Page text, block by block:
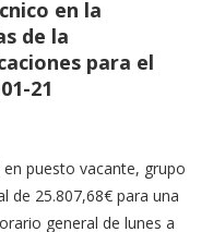
en la
de la
para el
21
puesto vacante, grupo
de 25.807,68€ para una
general de lunes a